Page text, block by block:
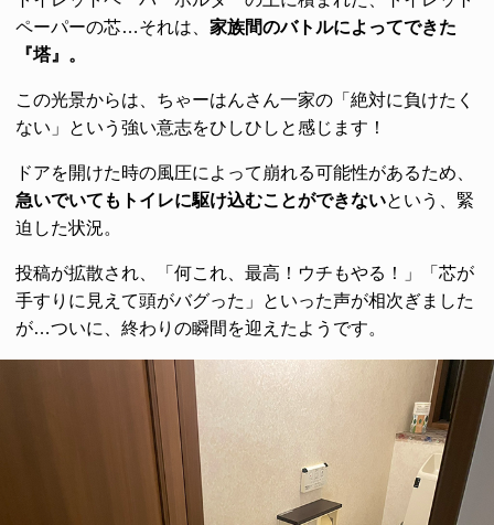
ペーパーの芯…それは、 家族間のバトルによってできた
『塔』。
この光景からは、ちゃーはんさん一家の「絶対に負けたく
ない」という強い意志をひしひしと感じます！
ドアを開けた時の風圧によって崩れる可能性があるため、
急いでいてもトイレに駆け込むことができないという、緊
迫した状況。
投稿が拡散され、「何これ、最高！ウチもやる！」「芯が
手すりに見えて頭がバグった」といった声が相次ぎました
が…ついに、終わりの瞬間を迎えたようです。